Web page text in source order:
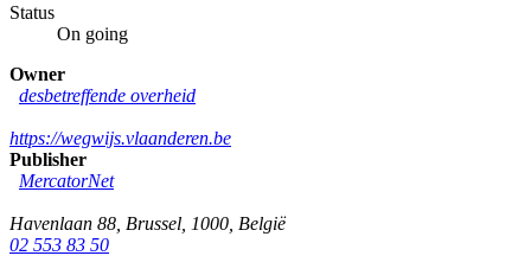
Status
On going
Owner
desbetreffende overheid
https://wegwijs.vlaanderen.be
Publisher
MercatorNet
Havenlaan 88 Brussel 1000 België
02 553 83 50